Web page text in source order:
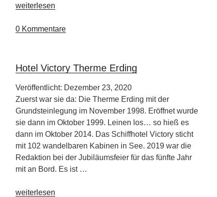
„Tipps
Kreuzfahrer“
weiterlesen
0 Kommentare
Hotel Victory Therme Erding
Veröffentlicht: Dezember 23, 2020
Zuerst war sie da: Die Therme Erding mit der
Grundsteinlegung im November 1998. Eröffnet wurde
sie dann im Oktober 1999. Leinen los… so hieß es
dann im Oktober 2014. Das Schiffhotel Victory sticht
mit 102 wandelbaren Kabinen in See. 2019 war die
Redaktion bei der Jubiläumsfeier für das fünfte Jahr
mit an Bord. Es ist …
„Hotel
weiterlesen